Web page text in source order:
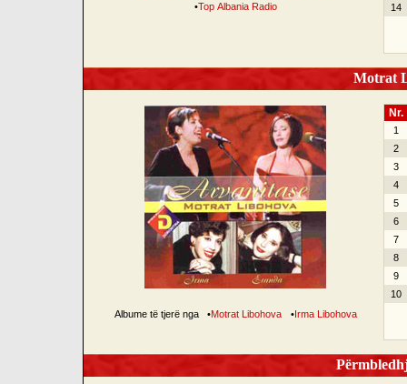
•Top Albania Radio
14
Motrat
Albume të tjerë nga •Motrat Libohova •Irma Libohova
Nr.
1
2
3
4
5
6
7
8
9
10